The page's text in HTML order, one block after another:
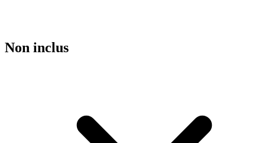
Non inclus